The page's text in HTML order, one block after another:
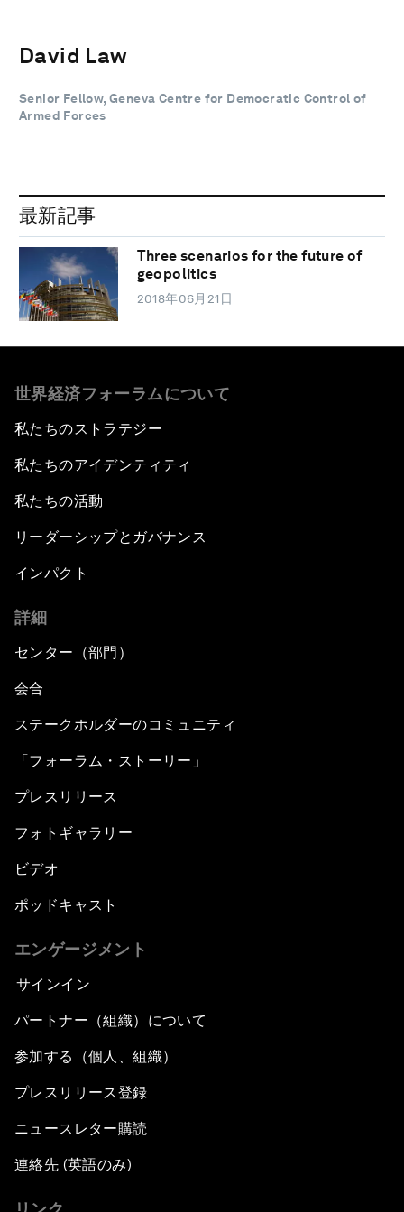
David Law
Senior Fellow, Geneva Centre for Democratic Control of
Armed Forces
最新記事
Three scenarios for the future of
geopolitics
2018年06月21日
世界経済フォーラムについて
私たちのストラテジー
私たちのアイデンティティ
私たちの活動
リーダーシップとガバナンス
インパクト
詳細
センター（部門）
会合
ステークホルダーのコミュニティ
「フォーラム・ストーリー」
プレスリリース
フォトギャラリー
ビデオ
ポッドキャスト
エンゲージメント
サインイン
パートナー（組織）について
参加する（個人、組織）
プレスリリース登録
ニュースレター購読
連絡先 (英語のみ)